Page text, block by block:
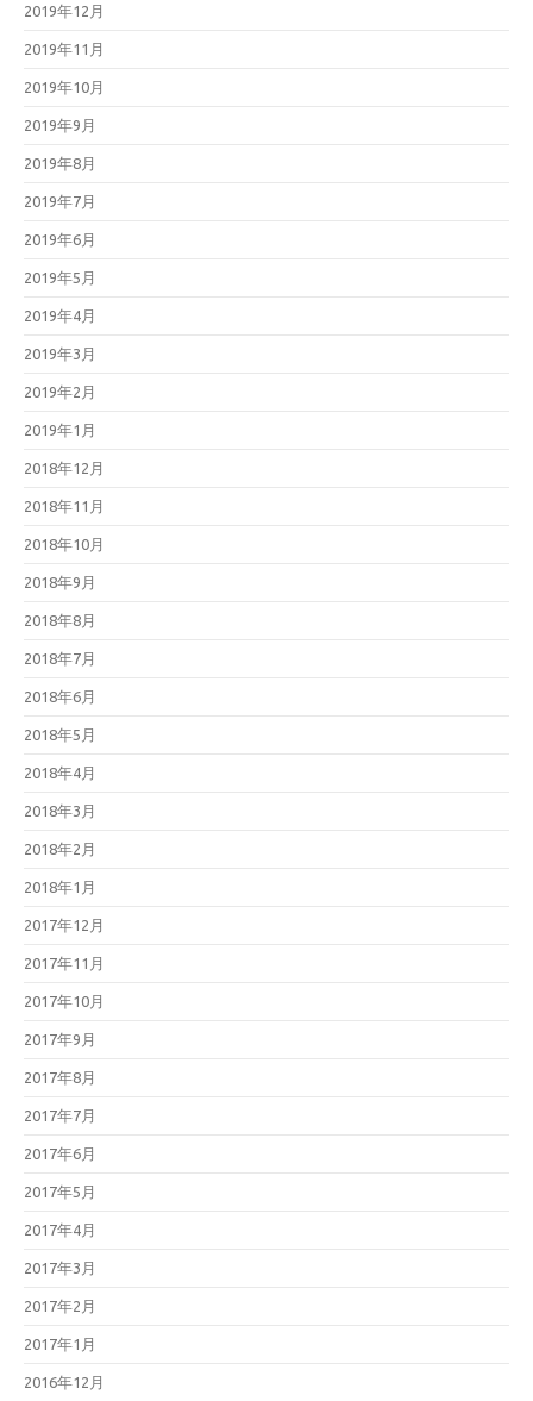
2019年12月
2019年11月
2019年10月
2019年9月
2019年8月
2019年7月
2019年6月
2019年5月
2019年4月
2019年3月
2019年2月
2019年1月
2018年12月
2018年11月
2018年10月
2018年9月
2018年8月
2018年7月
2018年6月
2018年5月
2018年4月
2018年3月
2018年2月
2018年1月
2017年12月
2017年11月
2017年10月
2017年9月
2017年8月
2017年7月
2017年6月
2017年5月
2017年4月
2017年3月
2017年2月
2017年1月
2016年12月